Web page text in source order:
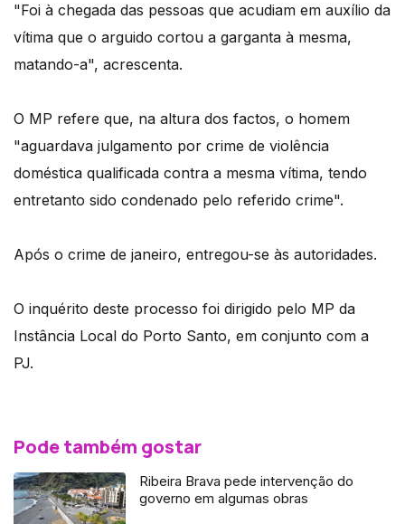
"Foi à chegada das pessoas que acudiam em auxílio da
vítima que o arguido cortou a garganta à mesma,
matando-a", acrescenta.
O MP refere que, na altura dos factos, o homem
"aguardava julgamento por crime de violência
doméstica qualificada contra a mesma vítima, tendo
entretanto sido condenado pelo referido crime".
Após o crime de janeiro, entregou-se às autoridades.
O inquérito deste processo foi dirigido pelo MP da
Instância Local do Porto Santo, em conjunto com a
PJ.
Pode também gostar
Ribeira Brava pede intervenção do
governo em algumas obras